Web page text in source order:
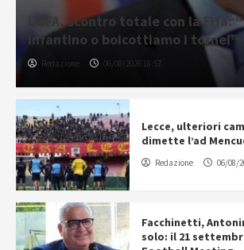
UEFA, scontro totale con la Fifa:
Infantino o boicottiamo i tornei”
Redazione 06/08/2026 18:57
Lecce, ulteriori
dimette l’ad
Redazione 06/08/
Facchinetti,
solo: il 21